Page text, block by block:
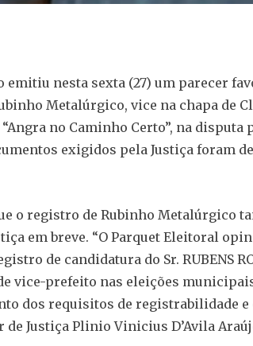
nesta sexta (27) um parecer
Metalúrgico, vice na chapa de
no Caminho Certo”, na disputa
exigidos pela Justiça foram
o registro de Rubinho Metalúrgico
em breve. “O Parquet Eleitoral
de candidatura do Sr. RUBENS
vice-prefeito nas eleições
dos requisitos de registrabilidade e
Justiça Plinio Vinicius D’Avila